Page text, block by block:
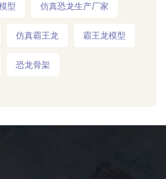
型 仿真恐龙生产厂家
仿真霸王龙 霸王龙模型
恐龙骨架